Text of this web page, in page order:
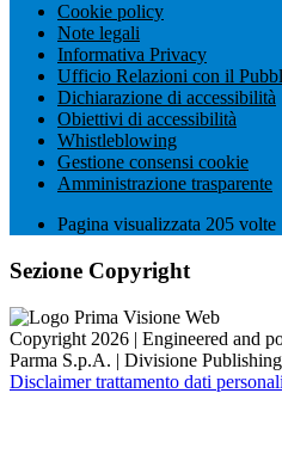
Cookie policy
Note legali
Informativa Privacy
Ufficio Relazioni con il
Dichiarazione di accessibilità
Obiettivi di accessibilità
Whistleblowing
Gestione consensi cookie
Amministrazione trasparente
Pagina visualizzata 205 volte
Sezione Copyright
Copyright 2026 | Engineered and
Parma S.p.A. | Divisione
Disclaimer trattamento dati personali